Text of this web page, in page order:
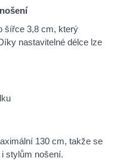
šířce 3,8 cm, který
nastavitelné délce lze
130 cm, takže se
stylům nošení.